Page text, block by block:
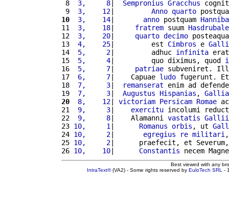
8
3,     8| Sempronius Gracchus
9
3,    12| Anno quarto
10
3,    14| anno postquam
11
3,    18| fratrem suum
12
3,    20| quarto decimo
13
4,    25|         est Cimbros e
14
5,     2|         adhuc infinita
15
5,     4|         quo diximus, quod
16
5,     7| patriae subveniret.
17
6,     7|    Capuae ludo fugerunt.
18
7,     3| remanserat enim ad
19
7,     3| Augustus Hispanias ,
20
8,    12| victoriam Persicam Romae
21
9,     3| exercitu incolumi
22
9,     8|    Alamanni vastatis
23 10,     1 | Romanus orbis , ut
24 10,     2| egregius re militari
25 10,     2|      praefecit, et
26 10,    10| Constantis necem
Best viewed with any
IntraText®(VA2) - Some rights reserved by EuloTech SRL -